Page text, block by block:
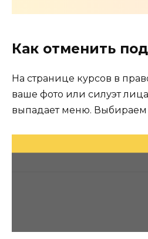
Как отменить
На странице курсов в
ваше фото или силуэт
выпадает меню.